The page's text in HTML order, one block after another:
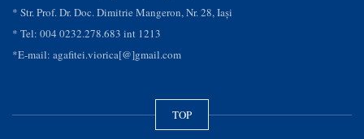
* Str. Prof. Dr. Doc. Dimitrie Mangeron, Nr. 28, Iaşi
* Tel: 004 0232.278.683 int 1213
*E-mail: agafitei.viorica[@]gmail.com
TOP